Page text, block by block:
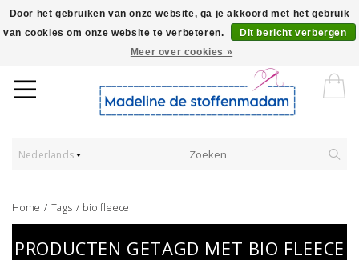
Worldwide Shipping - Onze stoffen worden verkocht per 10 cm.
Nederlands
Home / Tags / bio fleece
PRODUCTEN GETAGD MET BIO FLEECE
Door het gebruiken van onze website, ga je akkoord met het gebruik
van cookies om onze website te verbeteren.
Dit bericht verbergen
Meer over cookies »